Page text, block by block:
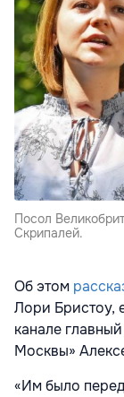
Посол
Скрипалей.
Об этом
Лори Бристоу,
канале
Москвы»
«Им было